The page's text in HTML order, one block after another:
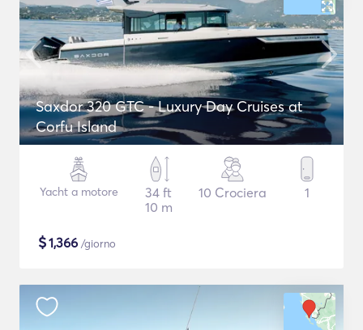
Saxdor 320 GTC - Luxury Day Cruises at
Corfu Island
Yacht a motore
34 ft
10 m
10 Crociera 1
$1,366 /giorno